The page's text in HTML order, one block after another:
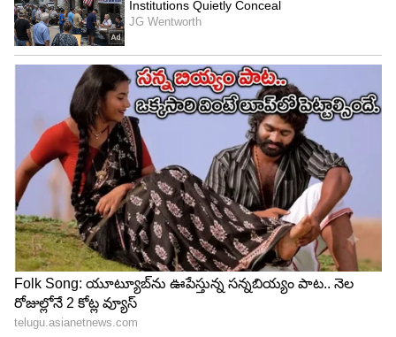
2023లో రికార్డు బద్దలు
ఈ వేగవంతమైన సెంచరీ చేసినప్పటికీ, దక్షిణ ఆస్ట్రేలియా
46.4 ఓవర్లలో 398 పరుగులు చేసి 37 పరుగుల తేడాతో
ఓడిపోయింది. 2023లో బద్దలైన ఈ విస్ఫోటక ప్రపంచ
రికార్డు సెంచరీకి ఇప్పుడు 2 సంవత్సరాలు పూర్తయింది.